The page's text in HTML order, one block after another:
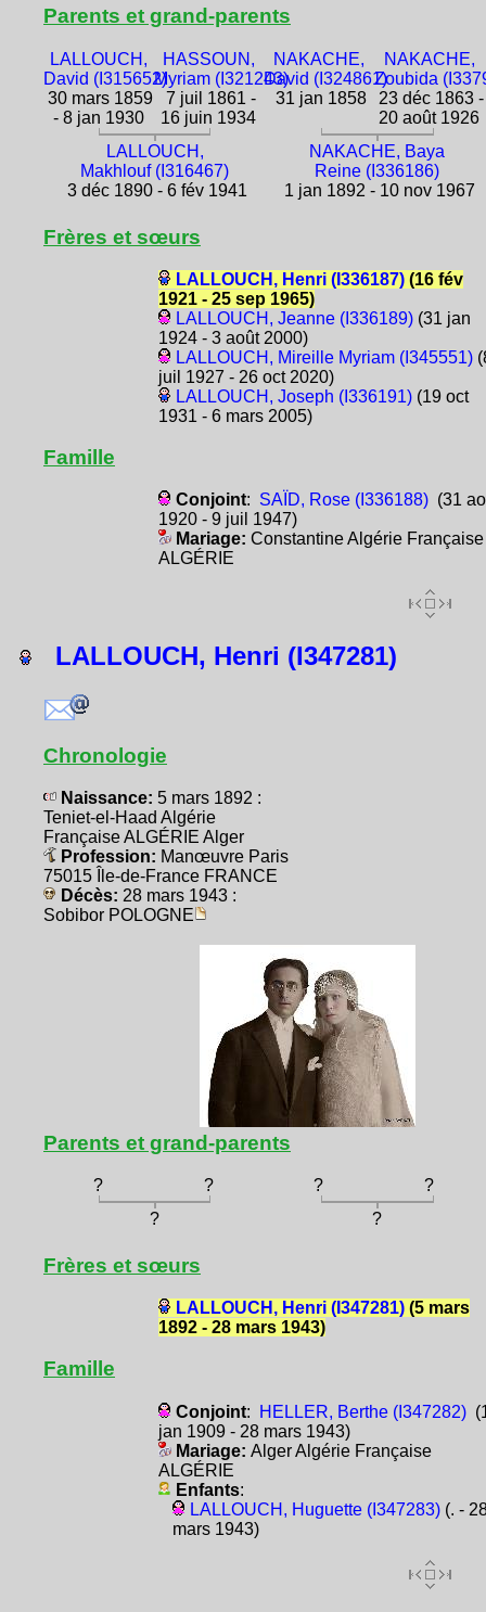
Parents et grand-parents
LALLOUCH,
David (I315652)
30 mars 1859
- 8 jan 1930
HASSOUN,
Myriam (I321243)
7 juil 1861 -
16 juin 1934
NAKACHE,
David (I324861)
31 jan 1858
NAKACHE,
Zoubida
23 déc 1863 -
20 août 1926
LALLOUCH,
Makhlouf (I316467)
3 déc 1890 - 6 fév 1941
NAKACHE, Baya
Reine (I336186)
1 jan 1892 - 10 nov 1967
Frères et sœurs
LALLOUCH, Henri (I336187)(16 fév
1921 - 25 sep 1965)
LALLOUCH, Jeanne (I336189)(31 jan
1924 - 3 août 2000)
LALLOUCH, Mireille Myriam (I345551)
juil 1927 - 26 oct 2020)
LALLOUCH, Joseph (I336191)(19 oct
1931 - 6 mars 2005)
Famille
Conjoint: SAÏD, Rose (I336188)(31
1920 - 9 juil 1947)
Mariage: Constantine Algérie Française
ALGÉRIE
LALLOUCH, Henri (I347281)
Chronologie
Naissance: 5 mars 1892 :
Teniet-el-Haad Algérie
Française ALGÉRIE Alger
Profession: Manœuvre Paris
75015 Île-de-France FRANCE
Décès: 28 mars 1943 :
Sobibor POLOGNE
Parents et grand-parents
? ? ?
?
?
?
Frères et sœurs
LALLOUCH, Henri (I347281)(5 mars
1892 - 28 mars 1943)
Famille
Conjoint: HELLER, Berthe (I347282)
jan 1909 - 28 mars 1943)
Mariage: Alger Algérie Française
ALGÉRIE
Enfants:
LALLOUCH, Huguette (I347283)(. -
mars 1943)